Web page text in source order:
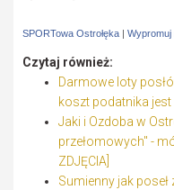
SPORTowa Ostrołęka |
Czytaj również:
Darmowe loty
koszt podatnika jest
Jaki i Ozdoba w
przełomowych" -
ZDJĘCIA]
Sumienny jak